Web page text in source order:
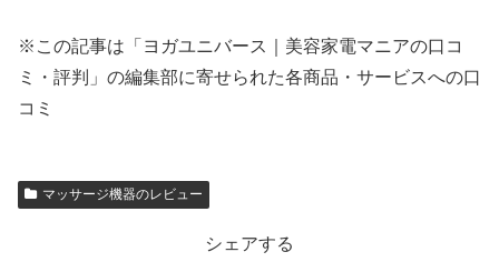
※この記事は「ヨガユニバース｜美容家電マニアの口コ
ミ・評判」の編集部に寄せられた各商品・サービスへの口
コミ
マッサージ機器のレビュー
シェアする